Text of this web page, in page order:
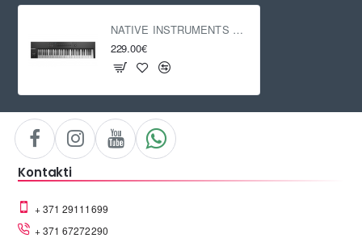
NATIVE INSTRUMENTS Komplete Kontrol A61
229.00€
Kontakti
+ 371 29111699
+ 371 67272290